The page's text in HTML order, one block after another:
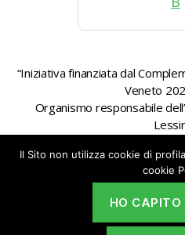
“Iniziativa finanziata dal
Veneto
Organismo responsabile
Bonifica e
Il Sito non utilizza cookie di
cookie
HO CAPITO